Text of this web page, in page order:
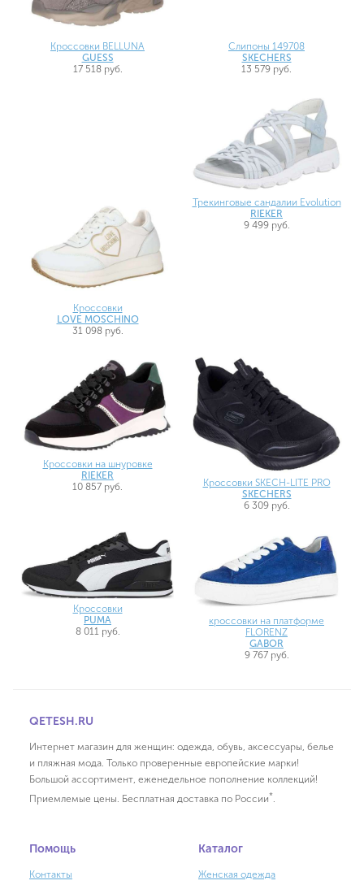
Кроссовки BELLUNA
GUESS
17 518 руб.
Слипоны 149708
SKECHERS
13 579 руб.
Кроссовки
LOVE MOSCHINO
31 098 руб.
Трекинговые сандалии Evolution
RIEKER
9 499 руб.
Кроссовки на шнуровке
RIEKER
10 857 руб.
Кроссовки SKECH-LITE PRO
SKECHERS
6 309 руб.
Кроссовки
PUMA
8 011 руб.
кроссовки на платформе
FLORENZ
GABOR
9 767 руб.
QETESH.RU
Интернет магазин для женщин: одежда, обувь, аксессуары, белье
и пляжная мода. Только проверенные европейские марки!
Большой ассортимент, еженедельное пополнение коллекций!
Приемлемые цены. Бесплатная доставка по России*
Помощь
Контакты
Каталог
Женская одежда